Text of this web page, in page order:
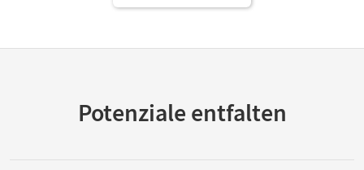
Potenziale entfalten